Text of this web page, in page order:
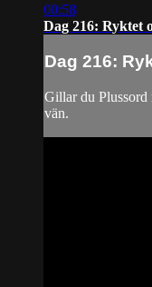
00:58
Dag 216: Ryktet
Dag 216:
Gillar du Plussord
vän.